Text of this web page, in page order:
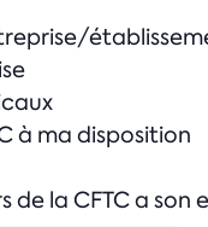
à ma disposition
de la CFTC a son